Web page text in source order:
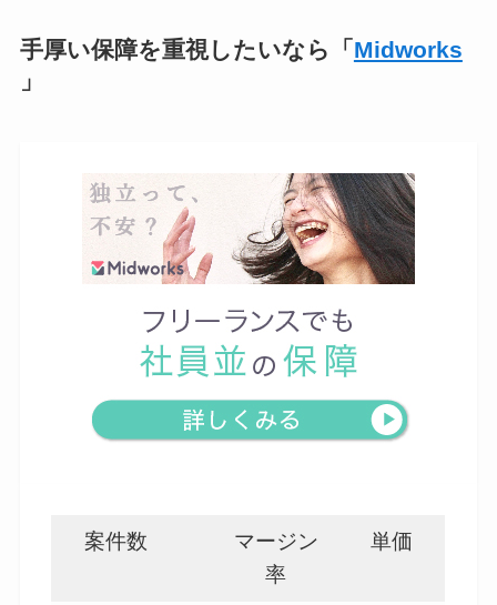
手厚い保障を重視したいなら「 Midworks
」
案件数
マージン
率
単価